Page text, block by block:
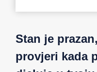
Stan je
provjeri kada